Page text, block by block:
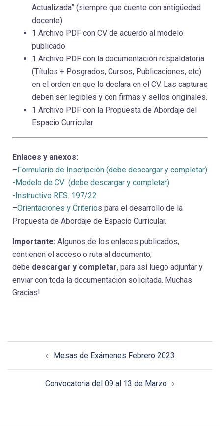
Actualizada” (siempre que cuente con antigüedad
docente)
1 Archivo PDF con CV de acuerdo al modelo
publicado
1 Archivo PDF con la documentación respaldatoria
(Títulos + Posgrados, Cursos, Publicaciones, etc)
en el orden en que lo declara en el CV. Las capturas
deben ser legibles y con firmas y sellos originales.
1 Archivo PDF con la Propuesta de Abordaje del
Espacio Curricular
Enlaces y anexos:
–Formulario de Inscripción (debe descargar y completar)
-Modelo de CV (debe descargar y completar)
-Instructivo RES. 197/22
–Orientaciones y Criterios para el desarrollo de la
Propuesta de Abordaje de Espacio Curricular.
Importante: Algunos de los enlaces publicados,
contienen el acceso o ruta al documento;
debe descargar y completar, para así luego adjuntar y
enviar con toda la documentación solicitada. Muchas
Gracias!
Mesas de Exámenes Febrero 2023
Convocatoria del 09 al 13 de Marzo